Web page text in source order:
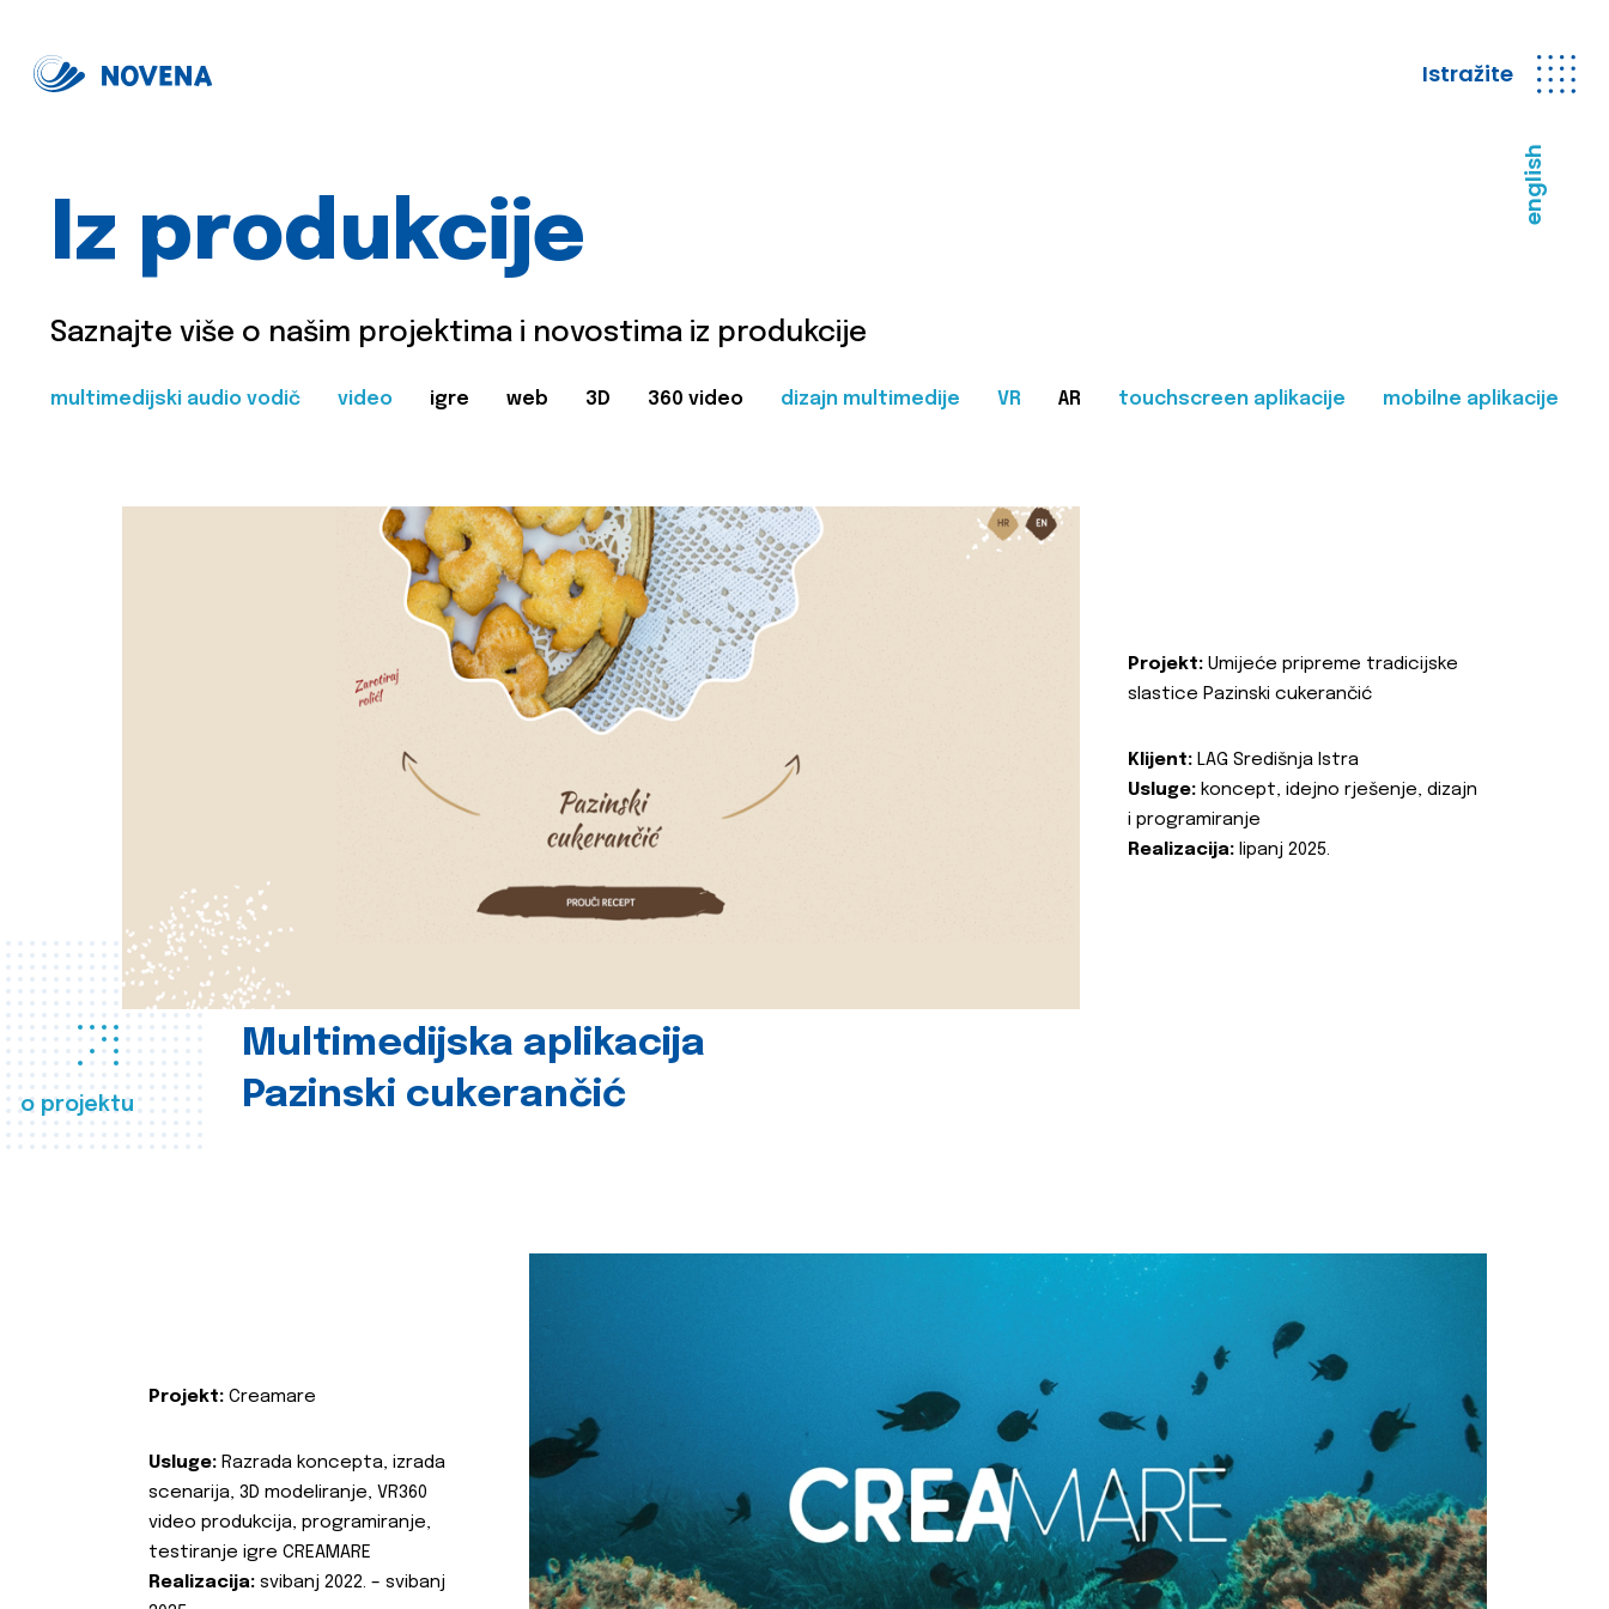
Istražite
english
Iz produkcije
Saznajte više o našim projektima i novostima iz produkcije
multimedijski audio vodič video igre web 3D 360 video dizajn multimedije VR AR touchscreen aplikacije mobilne aplikacije
o projektu
Multimedijska aplikacija
Pazinski cukerančić
Projekt: Umijeće pripreme tradicijske
slastice Pazinski cukerančić
Klijent: LAG Središnja Istra
Usluge: koncept, idejno rješenje, dizajn
i programiranje
Realizacija: lipanj 2025.
Projekt: Creamare
Usluge: Razrada koncepta, izrada
scenarija, 3D modeliranje, VR360
video produkcija, programiranje,
testiranje igre CREAMARE
Realizacija: svibanj 2022. – svibanj